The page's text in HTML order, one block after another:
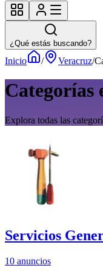
¿Qué estás buscando?
Inicio / Veracruz/
Categorías
Explora todas las
Servicios
10 anuncios